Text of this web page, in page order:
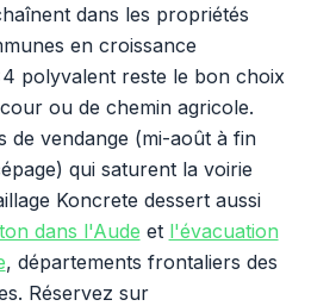
dans les propriétés
en croissance
polyvalent reste le bon choix
ou de chemin agricole.
de vendange (mi-août à fin
qui saturent la voirie
Koncrete dessert aussi
dans l'Aude et l'évacuation
, départements frontaliers des
Réservez sur